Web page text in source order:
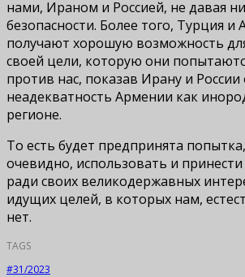
нами, Ираном и Россией, не давая
безопасности. Более того, Турция и
получают хорошую возможность
своей цели, которую они
против нас, показав Ирану и
неадекватность Армении как
регионе.
То есть будет предпринята
очевидно, использовать и
ради своих великодержавных
идущих целей, в которых нам,
нет.
TAGS
#31/2023